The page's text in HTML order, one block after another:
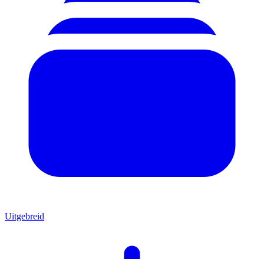
Uitgebreid